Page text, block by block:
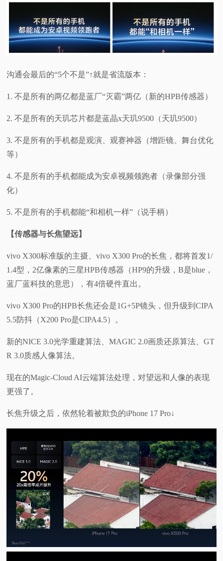
沟通会最后的“5个不是”↑就是省流版本：
1. 不是所有的两亿都是蓝厂“灭霸”两亿（新的HPB传感器）
2. 不是所有的天玑芯片都是蓝晶x天玑9500（天玑9500）
3. 不是所有的手机都是观演、观赛神器（增距镜、舞台优化
等）
4. 不是所有的手机都能成为安卓视频领跑者（录像部分强
化）
5. 不是所有的手机都能“和相机一样”（说手柄）
【传感器与长焦望远】
vivo X300标准版的主摄、vivo X300 Pro的长焦，都将首发1/
1.4型，2亿像素的三星HPB传感器（HP9的升级，B是blue，
蓝厂蓝科技的意思），有4倍硬件直出。
vivo X300 Pro的HPB长焦还会是1G+5P镜头，但升级到CIPA
5.5防抖（X200 Pro是CIPA4.5）。
新的NICE 3.0光学重建算法、MAGIC 2.0画质还原算法、GT
R 3.0质感人像算法。
现在的Magic-Cloud AI云端算法处理，对望远和人像的表现
更强了。
长焦升级之后，依然轮着被欺负的iPhone 17 Pro↓